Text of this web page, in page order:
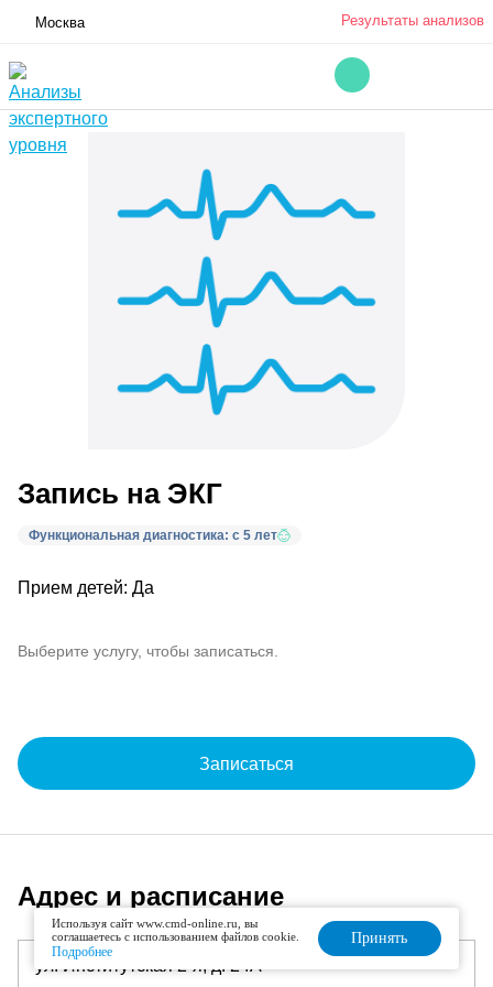
Москва Результаты анализов
Запись на ЭКГ
Функциональная диагностика: с 5 лет
Прием детей: Да
Выберите услугу, чтобы записаться.
Записаться
Адрес и расписание
Используя сайт www.cmd-online.ru, вы
соглашаетесь с использованием файлов cookie.
Подробнее
Принять